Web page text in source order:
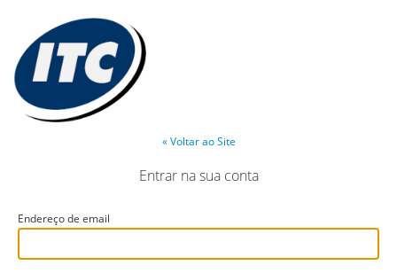
« Voltar ao Site
Entrar na sua conta
Endereço de email